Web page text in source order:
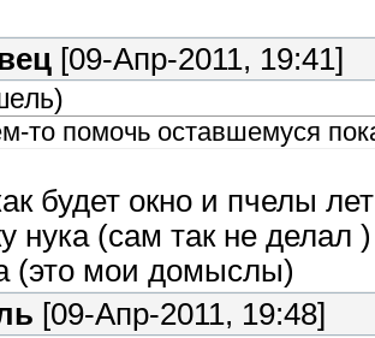
[09-Апр-2011, 19:41]
)
то помочь оставшемуся
будет окно и пчелы
нука (сам так не
(это мои домыслы)
[09-Апр-2011, 19:48]